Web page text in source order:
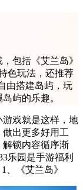
包括《艾兰岛》
色玩法，还推荐
由搭建岛屿，玩
屿的乐趣。
戏就是这样，地
出更多好用工
锁内容循序渐
乐园是手游福利
最划算的游戏APP，它背靠MetaApp旗下。 1、《艾兰岛》